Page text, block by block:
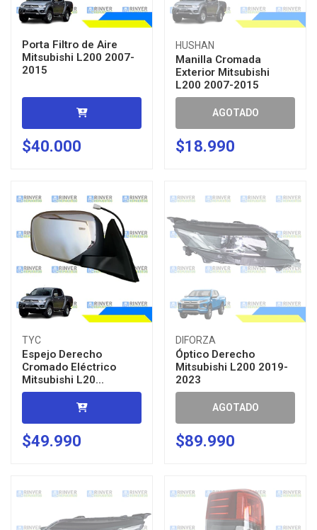
Porta Filtro de Aire
Mitsubishi L200 2007-
2015
$40.000
HUSHAN
Manilla Cromada
Exterior Mitsubishi
L200 2007-2015
AGOTADO
$18.990
TYC
Espejo Derecho
Cromado Eléctrico
Mitsubishi L20...
$49.990
DIFORZA
Óptico Derecho
Mitsubishi L200 2019-
2023
AGOTADO
$89.990